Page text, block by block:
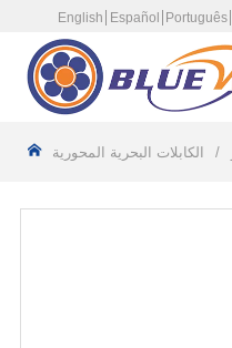
English Español Português
/ الكابلات البحرية المحورية